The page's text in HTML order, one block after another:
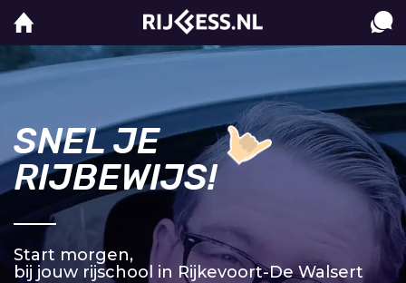
SNEL JE
RIJBEWIJS!
Start morgen,
bij jouw rijschool in Rijkevoort-De Walsert